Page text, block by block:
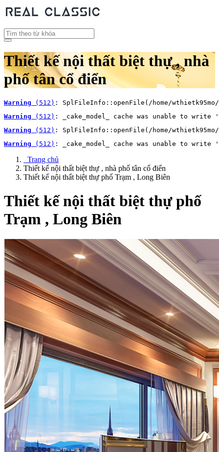
Thiết kế nội thất biệt thự , nhà
phố tân cổ điển
Warning (512) : SplFileInfo::openFile(/home/wthietk95mo/
Warning (512) : _cake_model_ cache was unable to
Warning (512) : SplFileInfo::openFile(/home/wthietk95mo/
Warning (512) : _cake_model_ cache was unable to
Trang chủ
Thiết kế nội thất biệt thự , nhà phố tân cổ điển
Thiết kế nội thất biệt thự phố Trạm , Long Biên
Thiết kế nội thất biệt thự phố
Trạm , Long Biên